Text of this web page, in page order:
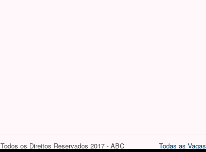
Todas as Vagas
Todos os Direitos Reservados 2017 - ABC